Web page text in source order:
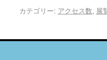
カテゴリー: アクセス数, 展